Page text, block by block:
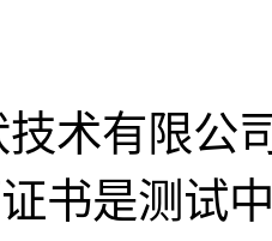
术有限公
书是测试